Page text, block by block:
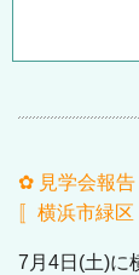
✿ 見学会報
〚横浜市緑
7月4日(土)に